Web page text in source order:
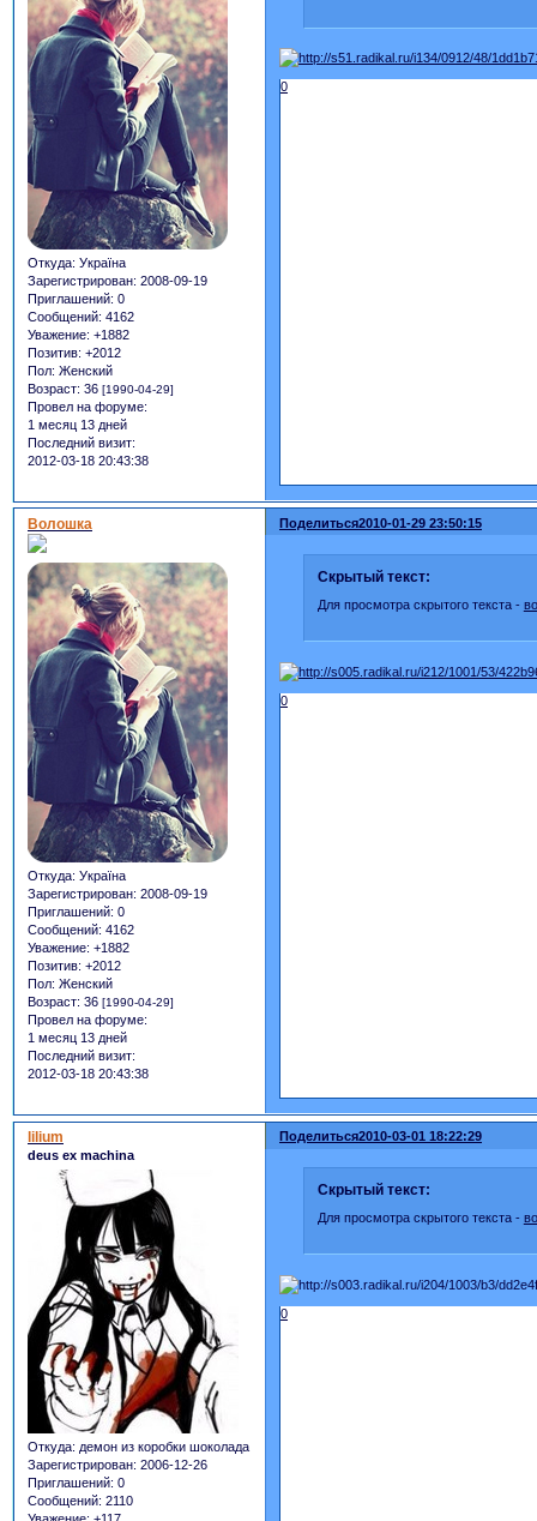
Откуда: Україна
Зарегистрирован: 2008-09-19
Приглашений: 0
Сообщений: 4162
Уважение: +1882
Позитив: +2012
Пол: Женский
Возраст: 36 [1990-04-29]
Провел на форуме:
1 месяц 13 дней
Последний визит:
2012-03-18 20:43:38
0
Поделиться2010-01-29 23:50:15
Волошка
Откуда: Україна
Зарегистрирован: 2008-09-19
Приглашений: 0
Сообщений: 4162
Уважение: +1882
Позитив: +2012
Пол: Женский
Возраст: 36 [1990-04-29]
Провел на форуме:
1 месяц 13 дней
Последний визит:
2012-03-18 20:43:38
Скрытый текст:
Для просмотра скрытого текста -
0
Поделиться2010-03-01 18:22:29
lilium
deus ex machina
Откуда: демон из коробки шоколада
Зарегистрирован: 2006-12-26
Приглашений: 0
Сообщений: 2110
Скрытый текст:
Для просмотра скрытого текста -
0